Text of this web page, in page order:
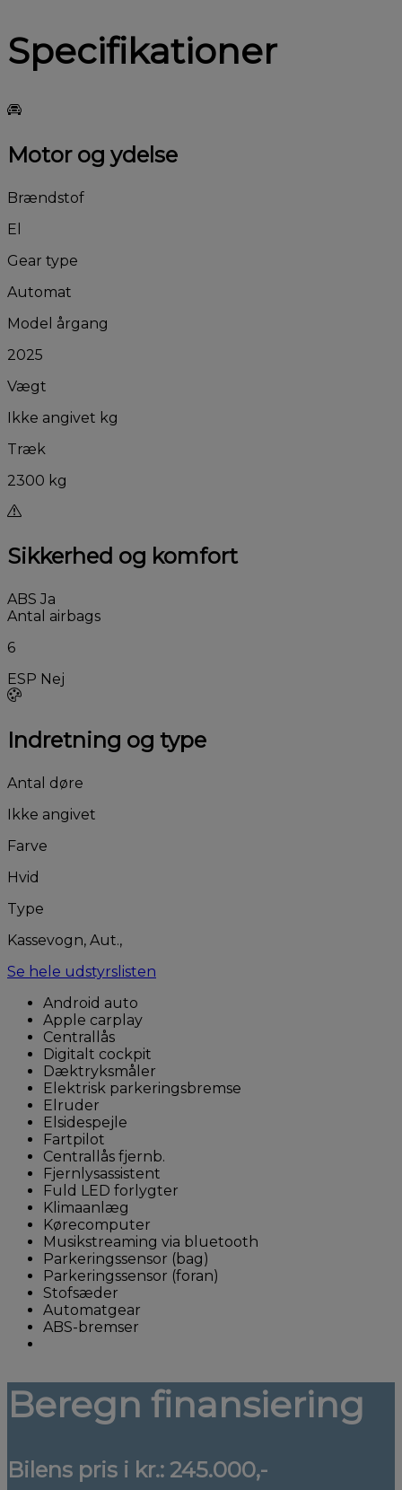
Specifikationer
Motor og ydelse
Brændstof
El
Gear type
Automat
Model årgang
2025
Vægt
Ikke angivet kg
Træk
2300 kg
Sikkerhed og komfort
ABS Ja
Antal airbags
6
ESP Nej
Indretning og type
Antal døre
Ikke angivet
Farve
Hvid
Type
Kassevogn, Aut.,
Se hele udstyrslisten
Android auto
Apple carplay
Centrallås
Digitalt cockpit
Dæktryksmåler
Elektrisk parkeringsbremse
Elruder
Elsidespejle
Fartpilot
Centrallås fjernb.
Fjernlysassistent
Fuld LED forlygter
Klimaanlæg
Kørecomputer
Musikstreaming via bluetooth
Parkeringssensor (bag)
Parkeringssensor (foran)
Stofsæder
Automatgear
ABS-bremser
Beregn finansiering
Bilens pris i kr.: 245.000,-